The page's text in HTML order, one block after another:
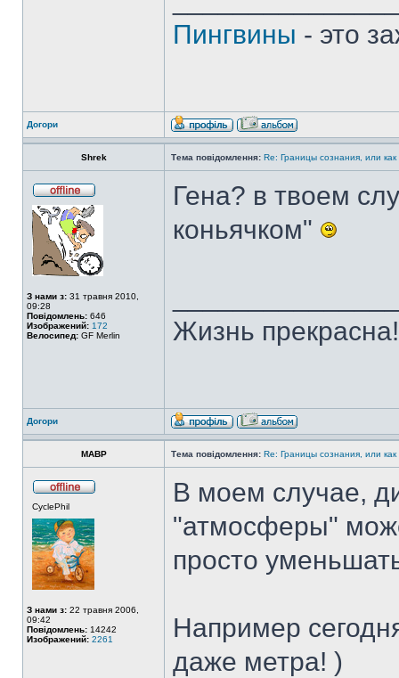
Пингвины - это
Догори
Shrek Тема повідомлення: Re: Границы сознания, или как
З нами з: 31 травня 2010,
09:28
Повідомлень: 646
Изображений: 172
Велосипед: GF Merlin
Гена? в твоем
коньячком"
Жизнь
Догори
MABP Тема повідомлення: Re: Границы сознания, или как
CyclePhil
З нами з: 22 травня 2006,
09:42
Повідомлень: 14242
Изображений: 2261
В моем случае,
"атмосферы"
просто
Например
даже метра! )